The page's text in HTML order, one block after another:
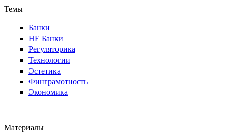
Темы
Банки
НЕ Банки
Регуляторика
Технологии
Эстетика
Финграмотность
Экономика
Материалы